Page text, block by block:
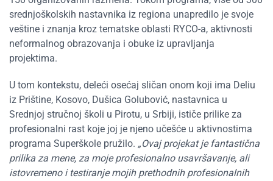
srednjoškolskih nastavnika iz regiona unapredilo je svoje
veštine i znanja kroz tematske oblasti RYCO-a, aktivnosti
neformalnog obrazovanja i obuke iz upravljanja
projektima.
U tom kontekstu, deleći osećaj sličan onom koji ima Deliu
iz Prištine, Kosovo, Dušica Golubović, nastavnica u
Srednjoj stručnoj školi u Pirotu, u Srbiji, ističe prilike za
profesionalni rast koje joj je njeno učešće u aktivnostima
programa Superškole pružilo. „Ovaj projekat je fantastična
prilika za mene, za moje profesionalno usavršavanje, ali
istovremeno i testiranje mojih prethodnih profesionalnih